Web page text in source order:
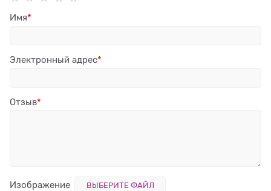
Имя
Электронный адрес
Отзыв
Изображение ВЫБЕРИТЕ ФАЙЛ